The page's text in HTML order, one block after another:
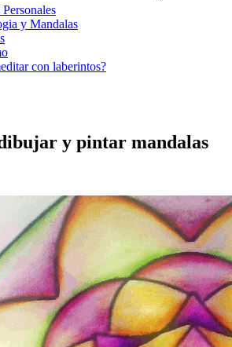
y Mandalas
con laberintos?
y pintar mandalas